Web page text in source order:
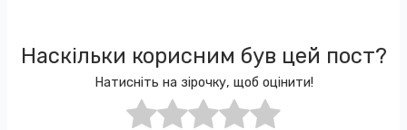
Наскільки корисним був цей пост?
Натисніть на зірочку, щоб оцінити!